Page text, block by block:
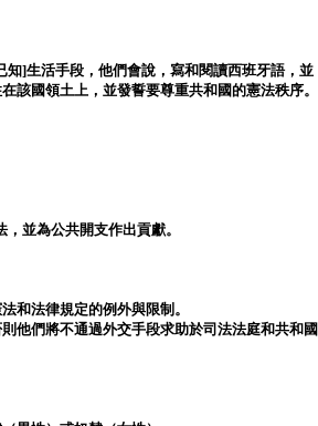
]生活手段，他們會說，寫和閱讀西班牙語，並
該國領土上，並發誓要尊重共和國的憲法秩序。
並為公共開支作出貢獻。
和法律規定的例外與限制。
他們將不通過外交手段求助於司法法庭和共和國